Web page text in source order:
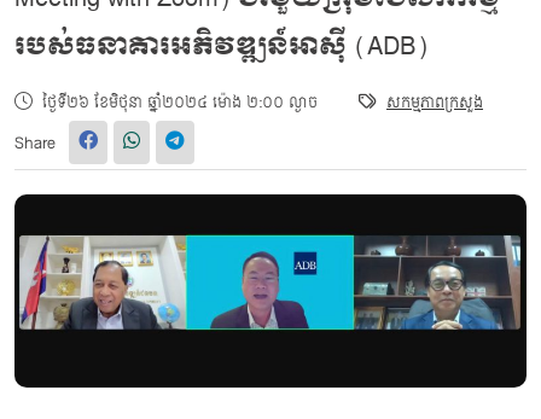
របស់ធនាគារអភិវឌ្ឍន៍អាស៊ី (ADB)
ថ្ងៃទី២៦ ខែមិថុនា ឆ្នាំ២០២៤ ម៉ោង ២:០០ ល្ងាច សកម្មភាពក្រសួង
Share